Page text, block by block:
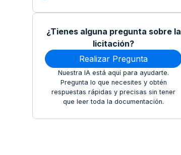
¿Tienes alguna pregunta sobre la
licitación?
Realizar Pregunta
Nuestra IA está aquí para ayudarte.
Pregunta lo que necesites y obtén
respuestas rápidas y precisas sin tener
que leer toda la documentación.